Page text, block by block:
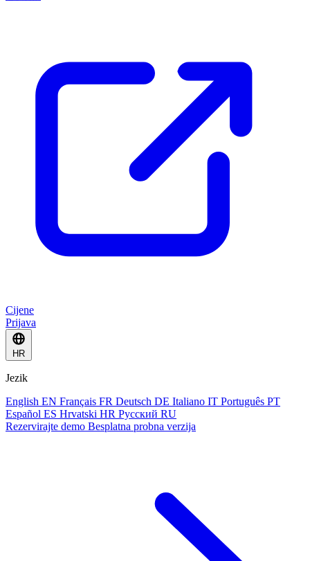
Cijene
Prijava
HR
Jezik
English EN Français FR Deutsch DE Italiano IT Português PT
Español ES Hrvatski HR Русский RU
Rezervirajte demo Besplatna probna verzija